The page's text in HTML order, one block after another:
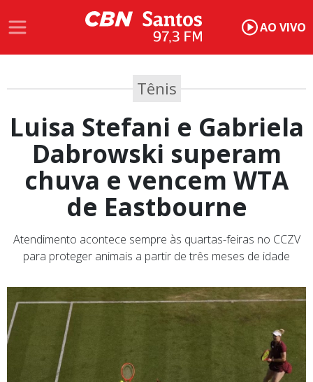
AO VIVO
Tênis
Luisa Stefani e Gabriela
Dabrowski superam
chuva e vencem WTA
de Eastbourne
Atendimento acontece sempre às quartas-feiras no CCZV
para proteger animais a partir de três meses de idade